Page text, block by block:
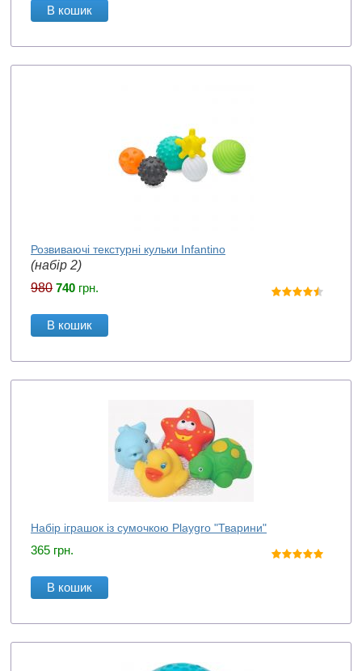
В кошик
Розвиваючі текстурні кульки Infantino
(набір 2)
980 740 грн.
В кошик
Набір іграшок із сумочкою Playgro "Тварини"
365 грн.
В кошик